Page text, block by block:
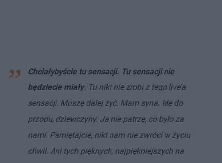
Chciałybyście tu sensacji. Tu sensacji nie
będziecie miały. Tu nikt nie zrobi z tego live’a
sensacji. Muszę dalej żyć. Mam syna. Idę do
przodu, dziewczyny. Ja nie patrzę, co było za
nami. Pamiętajcie, nikt nam nie zwróci w życiu
chwil. Ani tych pięknych, najpiękniejszych na